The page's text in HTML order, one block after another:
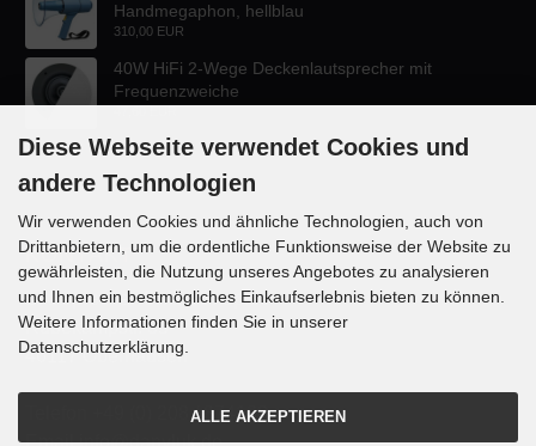
Handmegaphon, hellblau
310,00 EUR
40W HiFi 2-Wege Deckenlautsprecher mit
Frequenzweiche
KONTAKT
Lautsprecher-OnlineShop.de
Rübekampstr. 35
46117 Oberhausen
Telefon +49 (0) 208 / 874188
Email info@danyluk.de
Diese Webseite verwendet Cookies und
andere Technologien
Wir verwenden Cookies und ähnliche Technologien, auch von
Drittanbietern, um die ordentliche Funktionsweise der Website zu
gewährleisten, die Nutzung unseres Angebotes zu analysieren
und Ihnen ein bestmögliches Einkaufserlebnis bieten zu können.
Weitere Informationen finden Sie in unserer
Datenschutzerklärung.
ALLE AKZEPTIEREN